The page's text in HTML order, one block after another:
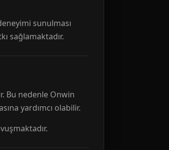
sunulması
sağlamaktadır.
Bu nedenle Onwin
yardımcı olabilir.